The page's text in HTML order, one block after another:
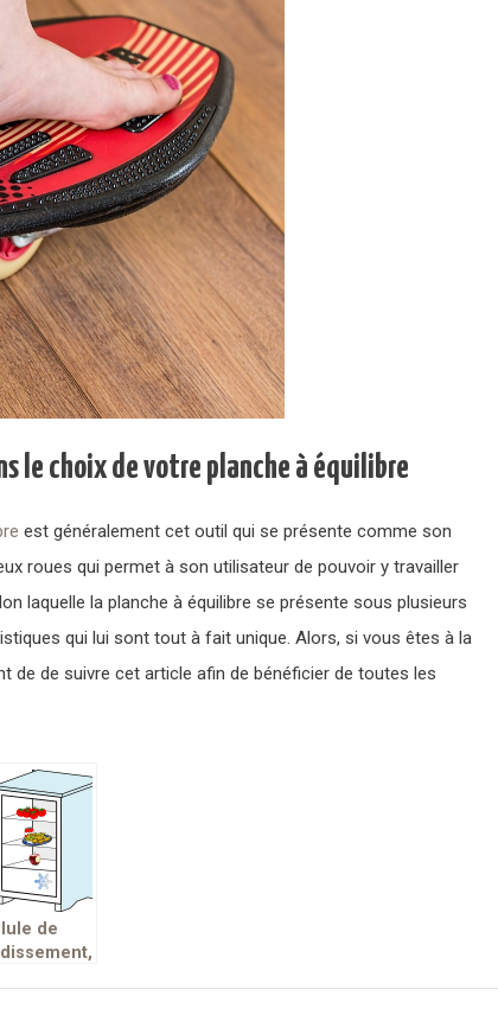
le choix de votre planche à équilibre
est généralement cet outil qui se présente comme son
roues qui permet à son utilisateur de pouvoir y travailler
laquelle la planche à équilibre se présente sous plusieurs
qui lui sont tout à fait unique. Alors, si vous êtes à la
de de suivre cet article afin de bénéficier de toutes les
de